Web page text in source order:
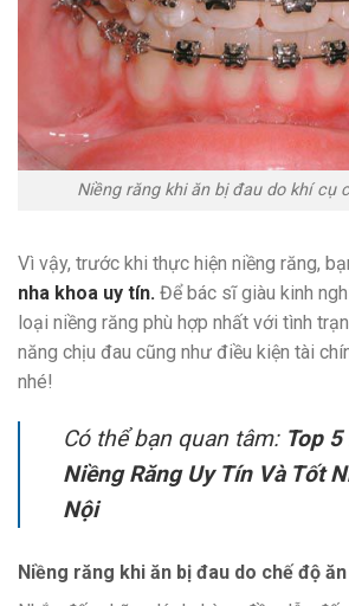
Niềng răng khi ăn bị đau do khí cụ
Vì vậy, trước khi thực hiện niềng răng,
nha khoa uy tín. Để bác sĩ giàu kinh
loại niềng răng phù hợp nhất với tình
năng chịu đau cũng như điều kiện tài
nhé!
Có thể bạn quan tâm: Top
Niềng Răng Uy Tín Và Tốt
Nội
Niềng răng khi ăn bị đau do chế độ